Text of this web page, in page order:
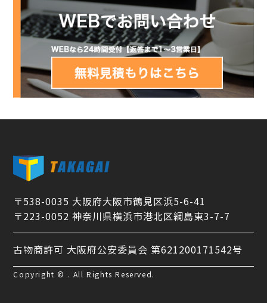
〒538-0035 大阪府大阪市鶴見区浜5-6-41
〒223-0052 神奈川県横浜市港北区綱島東3-7-7
古物商許可 大阪府公安委員会 第621200171542号
Copyright © . All Rights Reserved.